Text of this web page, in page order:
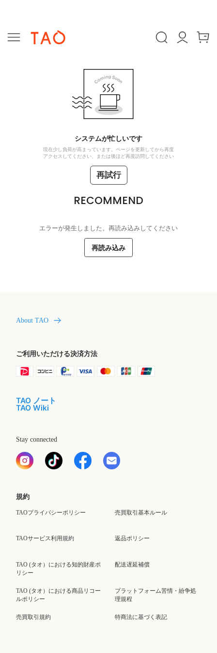
システムが忙しいです
現在少し負荷が高まっています。ページを更新してから再度
アクセスしてください、または後ほど再度訪問してください
再試行
RECOMMEND
エラーが発生しました。再読み込みしてください
再読み込み
About TAO
ご利用いただける決済方法
TAO ノート
TAO Wiki
Stay connected
規約
TAOプライバシーポリシー
TAOサービス利用規約
TAO (タオ）における知的財産ポ
リシー
TAO (タオ）における商品リコー
ルポリシー
売買取引規約
売買取引基本ルール
返品ポリシー
配送遅延補償
プラットフォーム苦情・紛争処
理規程
特商法に基づく表記